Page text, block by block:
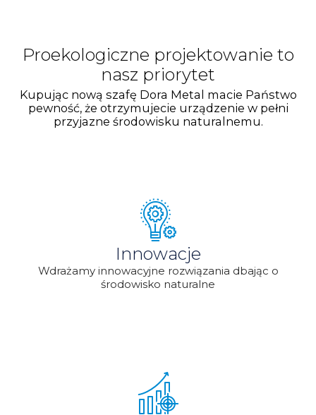
Proekologiczne projektowanie to
nasz priorytet
Kupując nową szafę Dora Metal macie Państwo
pewność, że otrzymujecie urządzenie w pełni
przyjazne środowisku naturalnemu.
Innowacje
Wdrażamy innowacyjne rozwiązania dbając o
środowisko naturalne